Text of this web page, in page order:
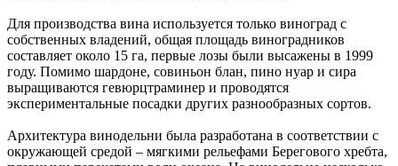
Для производства вина используется только виноград с
собственных владений, общая площадь виноградников
составляет около 15 га, первые лозы были высажены в 1999
году. Помимо шардоне, совиньон блан, пино нуар и сира
выращиваются гевюрцтраминер и проводятся
экспериментальные посадки других разнообразных сортов.
Архитектура винодельни была разработана в соответствии с
окружающей средой – мягкими рельефами Берегового хребта,